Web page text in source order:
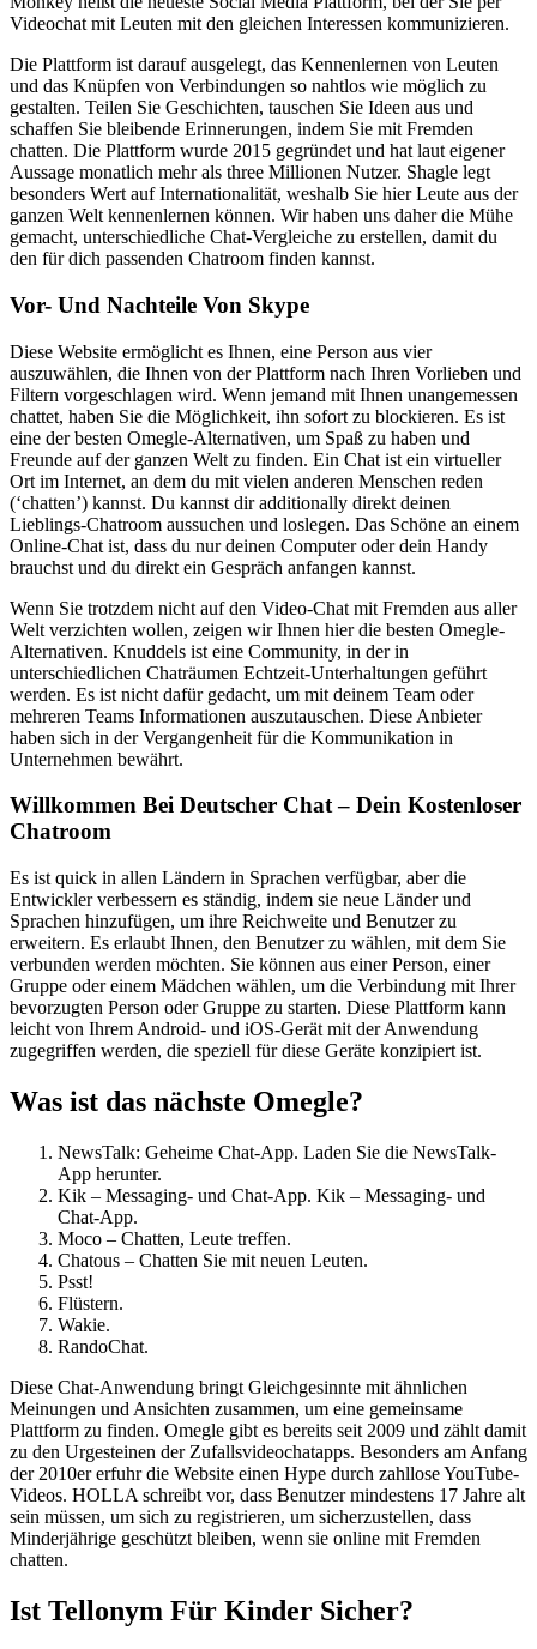
Videochat mit Leuten mit den gleichen Interessen kommunizieren.
Die Plattform ist darauf ausgelegt, das Kennenlernen von Leuten
und das Knüpfen von Verbindungen so nahtlos wie möglich zu
gestalten. Teilen Sie Geschichten, tauschen Sie Ideen aus und
schaffen Sie bleibende Erinnerungen, indem Sie mit Fremden
chatten. Die Plattform wurde 2015 gegründet und hat laut eigener
Aussage monatlich mehr als three Millionen Nutzer. Shagle legt
besonders Wert auf Internationalität, weshalb Sie hier Leute aus der
ganzen Welt kennenlernen können. Wir haben uns daher die Mühe
gemacht, unterschiedliche Chat-Vergleiche zu erstellen, damit du
den für dich passenden Chatroom finden kannst.
Vor- Und Nachteile Von Skype
Diese Website ermöglicht es Ihnen, eine Person aus vier
auszuwählen, die Ihnen von der Plattform nach Ihren Vorlieben und
Filtern vorgeschlagen wird. Wenn jemand mit Ihnen unangemessen
chattet, haben Sie die Möglichkeit, ihn sofort zu blockieren. Es ist
eine der besten Omegle-Alternativen, um Spaß zu haben und
Freunde auf der ganzen Welt zu finden. Ein Chat ist ein virtueller
Ort im Internet, an dem du mit vielen anderen Menschen reden
(‘chatten’) kannst. Du kannst dir additionally direkt deinen
Lieblings-Chatroom aussuchen und loslegen. Das Schöne an einem
Online-Chat ist, dass du nur deinen Computer oder dein Handy
brauchst und du direkt ein Gespräch anfangen kannst.
Wenn Sie trotzdem nicht auf den Video-Chat mit Fremden aus aller
Welt verzichten wollen, zeigen wir Ihnen hier die besten Omegle-
Alternativen. Knuddels ist eine Community, in der in
unterschiedlichen Chaträumen Echtzeit-Unterhaltungen geführt
werden. Es ist nicht dafür gedacht, um mit deinem Team oder
mehreren Teams Informationen auszutauschen. Diese Anbieter
haben sich in der Vergangenheit für die Kommunikation in
Unternehmen bewährt.
Willkommen Bei Deutscher Chat – Dein Kostenloser
Chatroom
Es ist quick in allen Ländern in Sprachen verfügbar, aber die
Entwickler verbessern es ständig, indem sie neue Länder und
Sprachen hinzufügen, um ihre Reichweite und Benutzer zu
erweitern. Es erlaubt Ihnen, den Benutzer zu wählen, mit dem Sie
verbunden werden möchten. Sie können aus einer Person, einer
Gruppe oder einem Mädchen wählen, um die Verbindung mit Ihrer
bevorzugten Person oder Gruppe zu starten. Diese Plattform kann
leicht von Ihrem Android- und iOS-Gerät mit der Anwendung
zugegriffen werden, die speziell für diese Geräte konzipiert ist.
Was ist das nächste Omegle?
NewsTalk: Geheime Chat-App. Laden Sie die NewsTalk-
App herunter.
Kik – Messaging- und Chat-App. Kik – Messaging- und
Chat-App.
Moco – Chatten, Leute treffen.
Chatous – Chatten Sie mit neuen Leuten.
Psst!
Flüstern.
Wakie.
RandoChat.
Diese Chat-Anwendung bringt Gleichgesinnte mit ähnlichen
Meinungen und Ansichten zusammen, um eine gemeinsame
Plattform zu finden. Omegle gibt es bereits seit 2009 und zählt damit
zu den Urgesteinen der Zufallsvideochatapps. Besonders am Anfang
der 2010er erfuhr die Website einen Hype durch zahllose YouTube-
Videos. HOLLA schreibt vor, dass Benutzer mindestens 17 Jahre alt
sein müssen, um sich zu registrieren, um sicherzustellen, dass
Minderjährige geschützt bleiben, wenn sie online mit Fremden
chatten.
Ist Tellonym Für Kinder Sicher?